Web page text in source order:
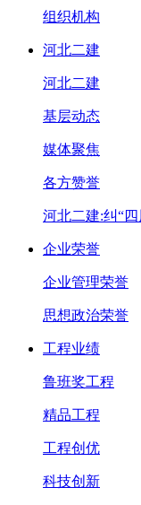
组织机构
河北二建
河北二建
基层动态
媒体聚焦
各方赞誉
河北二建:纠“
企业荣誉
企业管理荣誉
思想政治荣誉
工程业绩
鲁班奖工程
精品工程
工程创优
科技创新